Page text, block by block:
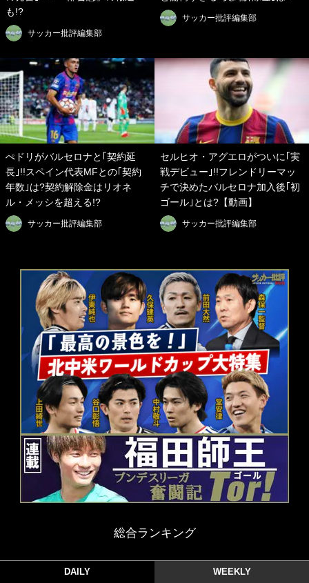
も!?
サッカー批評編集部
サッカー批評編集部
ぺドリがバルセロナと｢契約延
長｣!!スペイン代表MFとの｢契約
年数｣は?契約解除金はリオネ
ル・メッシを超える!?
サッカー批評編集部
セルヒオ・アグエロがついに｢実
戦デビュー｣!!フレンドリーマッ
チで決めたバルセロナ加入後｢初
ゴール｣とは?【動画】
サッカー批評編集部
総合ランキング
DAILY WEEKLY